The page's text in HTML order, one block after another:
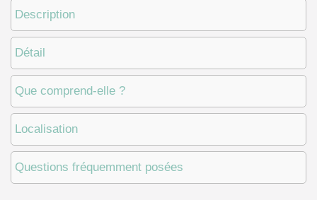
Description
Détail
Que comprend-elle ?
Localisation
Questions fréquemment posées